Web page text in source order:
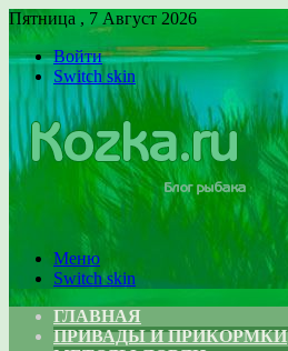
Пятница , 7 Август 2026
Войти
Switch skin
Меню
Switch skin
ГЛАВНАЯ
ПРИВАДЫ И ПРИКОРМКИ